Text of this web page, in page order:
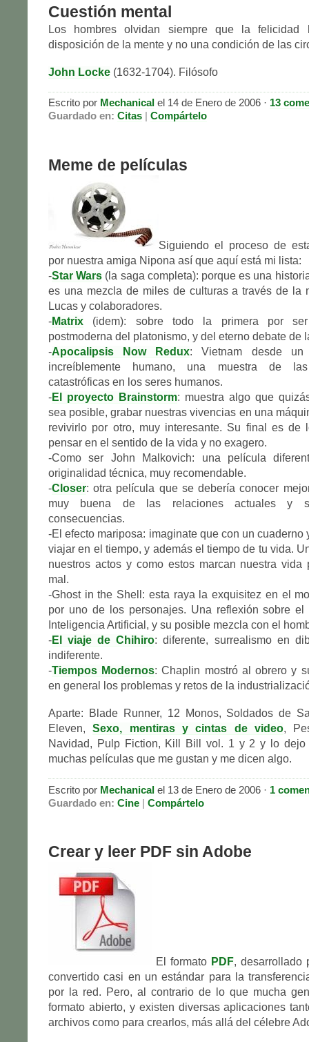
Cuestión mental
Los hombres olvidan siempre que la felicidad
disposición de la mente y no una condición de las
John Locke (1632-1704). Filósofo
Escrito por Mechanical el 14 de Enero de 2006 · 13
Guardado en: Citas | Compártelo
Meme de películas
Siguiendo el proceso de
por nuestra amiga Nipona así que aquí está mi lista:
-Star Wars (la saga completa): porque es una
es una mezcla de miles de culturas a través de la
Lucas y colaboradores.
-Matrix (idem): sobre todo la primera por
postmoderna del platonismo, y del eterno debate de
-Apocalipsis Now Redux: Vietnam desde
increíblemente humano, una muestra de las
catastróficas en los seres humanos.
-El proyecto Brainstorm: muestra algo que
sea posible, grabar nuestras vivencias en una
revivirlo por otro, muy interesante. Su final es de
pensar en el sentido de la vida y no exagero.
-Como ser John Malkovich: una película
originalidad técnica, muy recomendable.
-Closer: otra película que se debería conocer
muy buena de las relaciones actuales y
consecuencias.
-El efecto mariposa: imaginate que con un cuaderno
viajar en el tiempo, y además el tiempo de tu vida.
nuestros actos y como estos marcan nuestra
mal.
-Ghost in the Shell: esta raya la exquisitez en el
por uno de los personajes. Una reflexión sobre
Inteligencia Artificial, y su posible mezcla con el
-El viaje de Chihiro: diferente, surrealismo en
indiferente.
-Tiempos Modernos: Chaplin mostró al obrero y
en general los problemas y retos de la
Aparte: Blade Runner, 12 Monos, Soldados de
Eleven,Sexo, mentiras y cintas de video,
Navidad, Pulp Fiction, Kill Bill vol. 1 y 2 y lo dejo
muchas películas que me gustan y me dicen algo.
Escrito por Mechanical el 13 de Enero de 2006 · 1
Guardado en: Cine | Compártelo
Crear y leer PDF sin Adobe
El formato PDF, desarrollado
convertido casi en un estándar para la
por la red. Pero, al contrario de lo que mucha
formato abierto, y existen diversas aplicaciones
archivos como para crearlos, más allá del célebre